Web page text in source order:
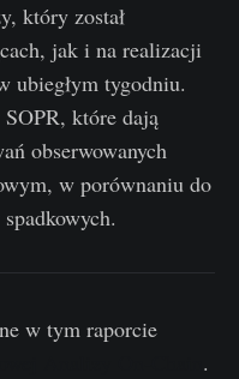
który został
jak i na realizacji
ubiegłym tygodniu.
które dają
obserwowanych
w porównaniu do
w tym raporcie
.